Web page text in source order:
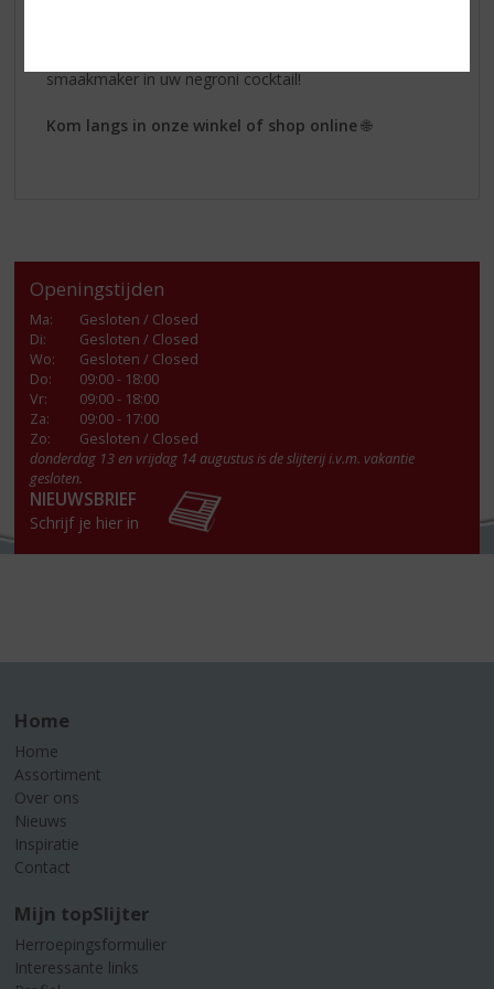
smaakmaker in uw negroni cocktail!
Kom langs in onze winkel of shop online 🌐
Openingstijden
Ma:
Gesloten / Closed
Di:
Gesloten / Closed
Wo:
Gesloten / Closed
Do:
09:00 - 18:00
Vr:
09:00 - 18:00
Za:
09:00 - 17:00
Zo:
Gesloten / Closed
donderdag 13 en vrijdag 14 augustus is de slijterij i.v.m. vakantie
gesloten.
NIEUWSBRIEF
Schrijf je hier in
Home
Home
Assortiment
Over ons
Nieuws
Inspiratie
Contact
Mijn topSlijter
Herroepingsformulier
Interessante links